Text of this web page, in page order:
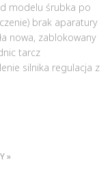
modelu śrubka po
brak aparatury
nowa, zablokowany
tarcz
silnika regulacja z